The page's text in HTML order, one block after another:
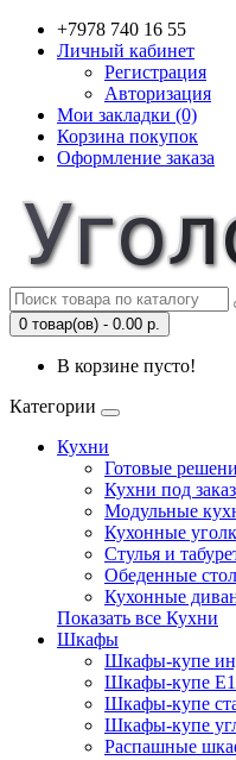
+7978 740 16 55
Личный кабинет
Регистрация
Авторизация
Мои закладки (0)
Корзина покупок
Оформление заказа
0 товар(ов) - 0.00 р.
В корзине пусто!
Категории
Кухни
Готовые
Кухни под заказ
Модульные
Кухонные
Стулья и
Обеденные
Кухонные
Показать все Кухни
Шкафы
Шкафы-купе
Шкафы-купе Е1
Шкафы-купе
Шкафы-купе
Распашные